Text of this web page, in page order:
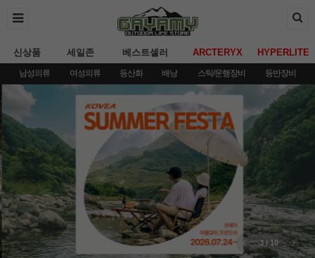
신상품 세일존 베스트셀러 ARCTERYX HYPERLITE
남성의류 여성의류 등산화 배낭 스틱/운행장비 등반장비
3/ 10